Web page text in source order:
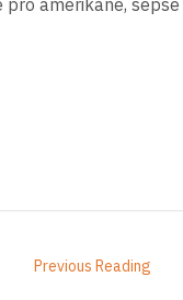
pro amerikane,
Previous Reading